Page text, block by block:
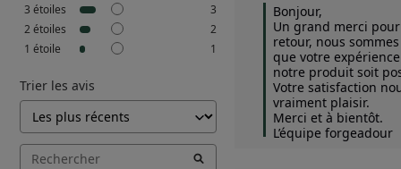
3 étoiles
3
2 étoiles
2
1 étoile 1
Trier les avis
Bonjour,
Un grand merci
retour, nous
que votre
notre produit soit
Votre satisfaction
vraiment plaisir.
Merci et à bientôt.
L’équipe forgeadour